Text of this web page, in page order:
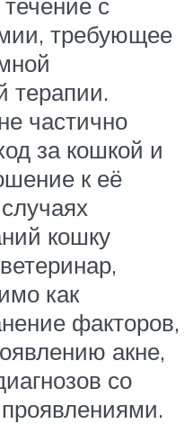
требующее
терапии.
частично
за кошкой и
к её
кошку
как
факторов,
акне,
со